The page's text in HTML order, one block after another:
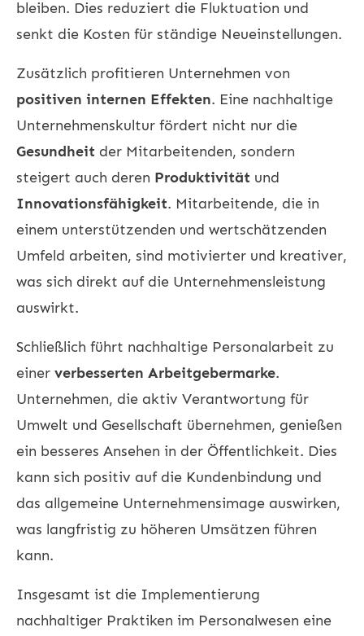
bleiben. Dies reduziert die Fluktuation und
senkt die Kosten für ständige Neueinstellungen.
Zusätzlich profitieren Unternehmen von
positiven internen Effekten. Eine nachhaltige
Unternehmenskultur fördert nicht nur die
Gesundheit der Mitarbeitenden, sondern
steigert auch deren Produktivität und
Innovationsfähigkeit. Mitarbeitende, die in
einem unterstützenden und wertschätzenden
Umfeld arbeiten, sind motivierter und kreativer,
was sich direkt auf die Unternehmensleistung
auswirkt.
Schließlich führt nachhaltige Personalarbeit zu
einer verbesserten Arbeitgebermarke.
Unternehmen, die aktiv Verantwortung für
Umwelt und Gesellschaft übernehmen, genießen
ein besseres Ansehen in der Öffentlichkeit. Dies
kann sich positiv auf die Kundenbindung und
das allgemeine Unternehmensimage auswirken,
was langfristig zu höheren Umsätzen führen
kann.
Insgesamt ist die Implementierung
nachhaltiger Praktiken im Personalwesen eine